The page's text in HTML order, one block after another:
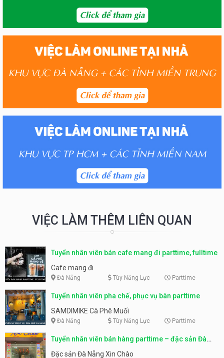
VIỆC LÀM THÊM LIÊN QUAN
Tuyển nhân viên bán cafe mang đi parttime, fulltime
Cafe mang đi
Đà Nẵng Tùy Năng Lực Parttime
Tuyển nhân viên pha chế, phục vụ bàn parttime
SAMDIMIKE Cà Phê Muối
Đà Nẵng Tùy Năng Lực Parttime
Tuyển nhân viên bán hàng parttime – đặc sản Đà
Nẵng
Đặc sản Đà Nẵng Xin Chào